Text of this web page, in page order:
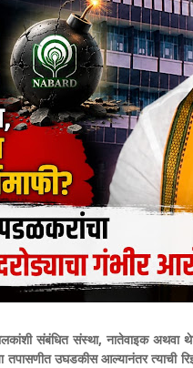
संबंधित संस्था, नातेवाइक
उघडकीस आल्यानंतर त्याची